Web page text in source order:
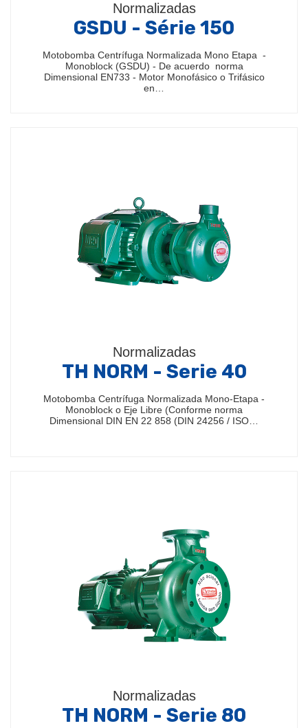
Normalizadas
GSDU - Série 150
Motobomba Centrífuga Normalizada Mono Etapa -
Monoblock (GSDU) - De acuerdo norma
Dimensional EN733 - Motor Monofásico o Trifásico
en…
Normalizadas
TH NORM - Serie 40
Motobomba Centrífuga Normalizada Mono-Etapa -
Monoblock o Eje Libre (Conforme norma
Dimensional DIN EN 22 858 (DIN 24256 / ISO…
Normalizadas
TH NORM - Serie 80